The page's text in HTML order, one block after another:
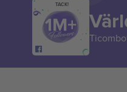
TACK!